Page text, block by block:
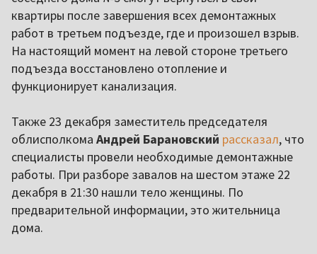
квартиры после завершения всех демонтажных
работ в третьем подъезде, где и произошел взрыв.
На настоящий момент на левой стороне третьего
подъезда восстановлено отопление и
функционирует канализация.
Также 23 декабря заместитель председателя
облисполкома Андрей Барановский рассказал, что
специалисты провели необходимые демонтажные
работы. При разборе завалов на шестом этаже 22
декабря в 21:30 нашли тело женщины. По
предварительной информации, это жительница
дома.